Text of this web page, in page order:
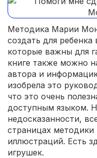
Методика Марии
создать для
которые важны для
книге также можно
автора и
изобрела это
что это очень
доступным языком.
недосказанности,
страницах
иллюстраций. Есть
игрушек.